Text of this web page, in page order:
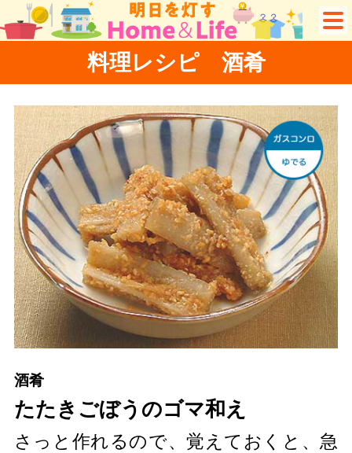
料理レシピ 酒肴
酒肴
たたきごぼうのゴマ和え
さっと作れるので、覚えておくと、急